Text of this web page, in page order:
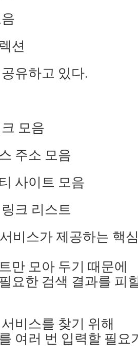
션
유하고 있다.
모음
주소 모음
사이트 모음
크 리스트
비스가 제공하는 핵
만 모아 두기 때문에
요한 검색 결과를 피
비스를 찾기 위해
여러 번 입력할 필요